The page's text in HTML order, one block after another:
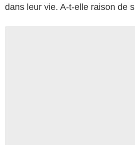
dans leur vie. A-t-elle raison de